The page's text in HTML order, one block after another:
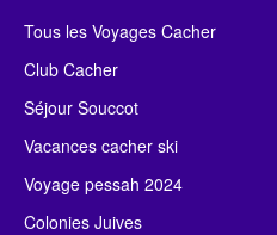
Tous les Voyages Cacher
Club Cacher
Séjour Souccot
Vacances cacher ski
Voyage pessah 2024
Colonies Juives